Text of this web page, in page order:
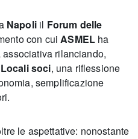
Napoliil Forum delle
con cuiASMEL ha
associativa rilanciando,
soci, una riflessione
semplificazione
le aspettative: nonostante